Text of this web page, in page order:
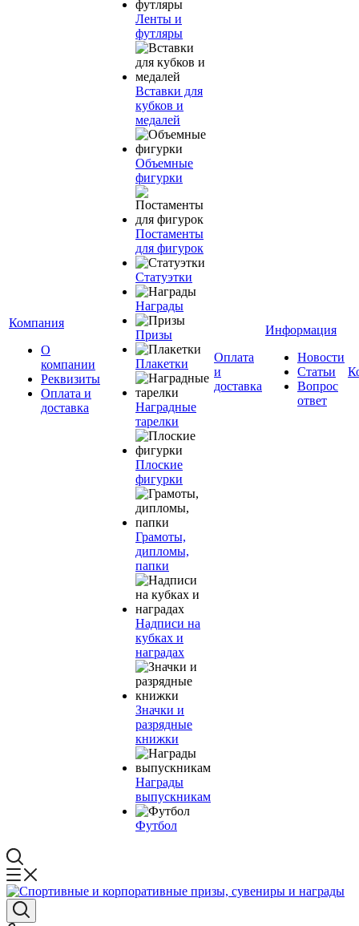
Компания
О
компании
Реквизиты
Оплата и
доставка
Ленты и
футляры
Вставки для
кубков и
медалей
Объемные
фигурки
Постаменты
для фигурок
Статуэтки
Награды
Призы
Плакетки
Наградные
тарелки
Плоские
фигурки
Грамоты,
дипломы,
папки
Надписи на
кубках и
наградах
Значки и
разрядные
книжки
Награды
выпускникам
Футбол
Оплата
и
доставка
Информация
Новости
Статьи
Вопрос
ответ